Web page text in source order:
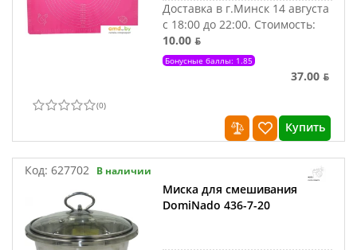
Доставка в г.Минск 14 августа
с 18:00 до 22:00. Стоимость:
10.00 ƃ
Бонусные баллы: 1.85
37.00 ƃ
(0)
Купить
Код: 627702 В наличии
Миска для смешивания
DomiNado 436-7-20